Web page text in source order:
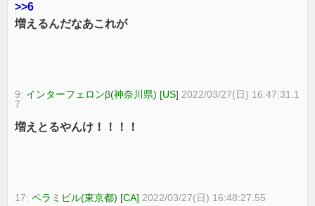
>>6
増えるんだなあこれが
9: インターフェロンβ(神奈川県) [US] 2022/03/27(日) 16:47:31.1
7
増えとるやんけ！！！！
17:ペラミビル(東京都) [CA] 2022/03/27(日) 16:48:27.55